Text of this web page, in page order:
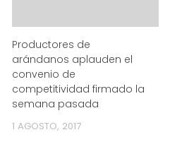
Productores de
arándanos aplauden el
convenio de
competitividad firmado la
semana pasada
1 AGOSTO, 2017